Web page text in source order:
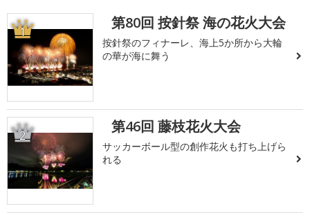
1 第80回 按針祭 海の花火大会
按針祭のフィナーレ、海上5か所から大輪
の華が海に舞う
2 第46回 藤枝花火大会
サッカーボール型の創作花火も打ち上げら
れる